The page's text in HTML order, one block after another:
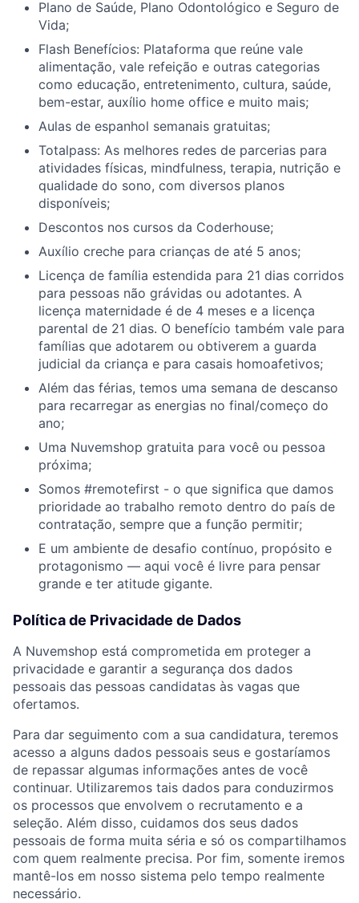
Plano de Saúde, Plano Odontológico e Seguro de
Vida;
Flash Benefícios: Plataforma que reúne vale
alimentação, vale refeição e outras categorias
como educação, entretenimento, cultura, saúde,
bem-estar, auxílio home office e muito mais;
Aulas de espanhol semanais gratuitas;
Totalpass: As melhores redes de parcerias para
atividades físicas, mindfulness, terapia, nutrição e
qualidade do sono, com diversos planos
disponíveis;
Descontos nos cursos da Coderhouse;
Auxílio creche para crianças de até 5 anos;
Licença de família estendida para 21 dias corridos
para pessoas não grávidas ou adotantes. A
licença maternidade é de 4 meses e a licença
parental de 21 dias. O benefício também vale para
famílias que adotarem ou obtiverem a guarda
judicial da criança e para casais homoafetivos;
Além das férias, temos uma semana de descanso
para recarregar as energias no final/começo do
ano;
Uma Nuvemshop gratuita para você ou pessoa
próxima;
Somos #remotefirst - o que significa que damos
prioridade ao trabalho remoto dentro do país de
contratação, sempre que a função permitir;
E um ambiente de desafio contínuo, propósito e
protagonismo — aqui você é livre para pensar
grande e ter atitude gigante.
Política de Privacidade de Dados
A Nuvemshop está comprometida em proteger a
privacidade e garantir a segurança dos dados
pessoais das pessoas candidatas às vagas que
ofertamos.
Para dar seguimento com a sua candidatura, teremos
acesso a alguns dados pessoais seus e gostaríamos
de repassar algumas informações antes de você
continuar. Utilizaremos tais dados para conduzirmos
os processos que envolvem o recrutamento e a
seleção. Além disso, cuidamos dos seus dados
pessoais de forma muita séria e só os compartilhamos
com quem realmente precisa. Por fim, somente iremos
mantê-los em nosso sistema pelo tempo realmente
necessário.